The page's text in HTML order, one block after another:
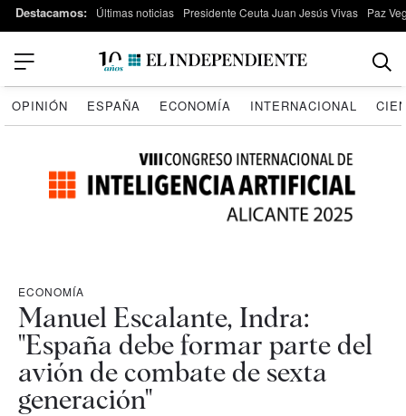
Destacamos: Últimas noticias Presidente Ceuta Juan Jesús Vivas Paz
OPINIÓN ESPAÑA ECONOMÍA INTERNACIONAL
ECONOMÍA
Manuel Escalante, Indra:
"España debe formar parte del
avión de combate de sexta
generación"